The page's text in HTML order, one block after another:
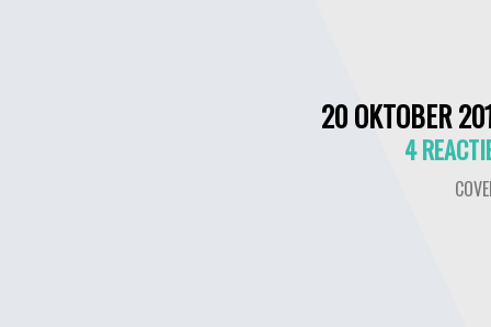
20 OKTOBER
4